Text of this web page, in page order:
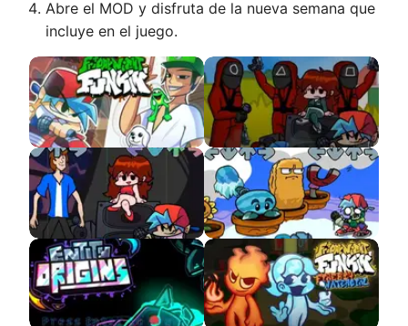
Abre el MOD y disfruta de la nueva semana que
incluye en el juego.
Fernanfloo VS
Boyfriend
Squid Game APK
VS Shaggy
Remix/Bsides APK
Plant Vs Rapper
Frostbite